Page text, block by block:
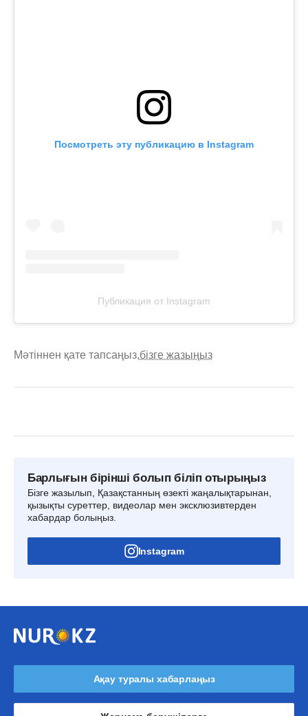
Посмотреть эту публикацию в Instagram
Публикация от Instagram
Мәтіннен қате тапсаңыз,бізге жазыңыз
Барлығын бірінші болып біліп отырыңыз
Бізге жазылып, Қазақстанның өзекті жаңалықтарынан,
қызықты суреттер, видеолар мен эксклюзивтерден
хабардар болыңыз.
Instagram
Ақау туралы хабарлаңыз